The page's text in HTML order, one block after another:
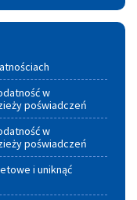
w
poświadczeń
w
poświadczeń
i uniknąć